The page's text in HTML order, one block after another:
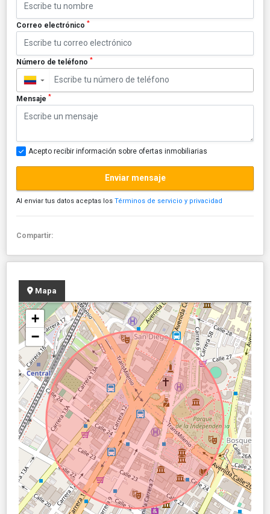
Correo electrónico *
Número de teléfono *
▼
Mensaje *
Acepto recibir información sobre ofertas inmobiliarias
Enviar mensaje
Al enviar tus datos aceptas los Términos de servicio y privacidad
Compartir:
Mapa
+
−